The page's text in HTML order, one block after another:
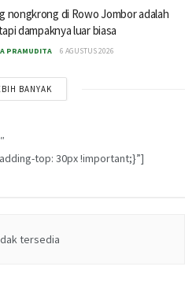
nongkrong di Rowo Jombor adalah
dampaknya luar biasa
PRAMUDITA 6 AGUSTUS 2026
BANYAK
top: 30px !important;}”]
tersedia